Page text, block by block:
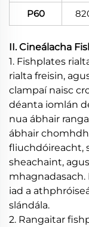
P60
II. Cineálacha
1. Fishplates
rialta freisin,
clampaí naisc
déanta iomlán
nua ábhair
ábhair
fliuchdóireacht,
sheachaint,
mhagnadasach.
iad a
slándála.
2. Rangaitar